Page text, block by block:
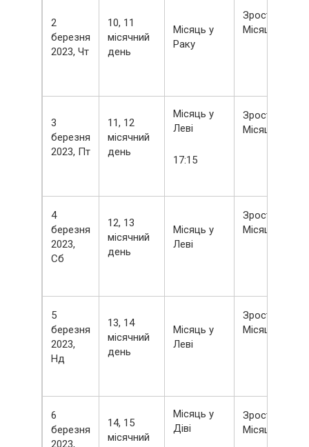
2
березня
2023, Чт
10, 11
місячний
день
Місяць у
Раку
Зростаючий
Місяць
3
березня
2023, Пт
11, 12
місячний
день
Місяць у
Леві
17:15
Зростаючий
Місяць
4
березня
2023,
Сб
12, 13
місячний
день
Місяць у
Леві
Зростаючий
Місяць
5
березня
2023,
Нд
13, 14
місячний
день
Місяць у
Леві
Зростаючий
Місяць
6
березня
2023,
14, 15
місячний
Місяць у
Діві
Зростаючий
Місяць